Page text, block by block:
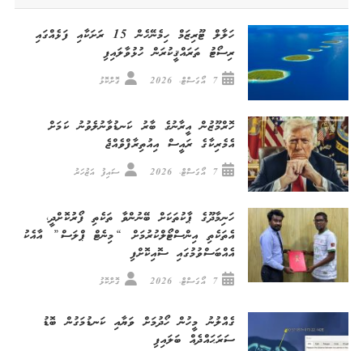
ހަލާލް ޓޫރިޒަމް ހިމެނޭހެން 15 ރަށަކާއި ފަޅެއްގައި
ރިސޯޓު ތަރައްޤީކުރަން ހުޅުވާލައިފި
7 އޯގަސްޓް، 2026 ގޮށްކޮޅު
ހޮރްމޫޒުން އީރާނުގެ ބާރު ކަނޑުވާނުލެވުނު ކަމަށް
އެމެރިކާގެ ރައީސް އިއުތިރާފްވެއްޖެ
7 އޯގަސްޓް، 2026 ސައިފު އަޒުހަރު
ހަނިމާދޫގެ ޕާކުތަކަށް ބޭނުންވާ ތަކެތި ފޯރުކޮށްދީ،
އެތަކެތި އިންސްޓޯލްކުރުމަށް “މިނެޓް ޕްލަސް” އާއެކު
އެއްބަސްވުމުގައި ސޮއިކޮށްފި
7 އޯގަސްޓް، 2026 ގޮށްކޮޅު
ގެއްލުނު މީހުން ހޯދުމަށް ވަޔާއި ކަނޑުމަގުން ބޮޑު
ސަރަޙައްދެއް ބަލައިފި